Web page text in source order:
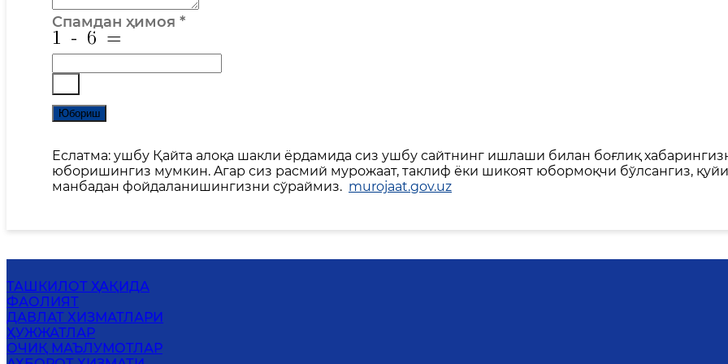
Спамдан ҳимоя *
Юбориш
Еслатма: ушбу Қайта алоқа шакли ёрдамида сиз ушбу сайтнинг ишлаши билан боғлиқ
юборишингиз мумкин. Aгар сиз расмий мурожаат, таклиф ёки шикоят юбормоқчи бўлсангиз,
манбадан фойдаланишингизни сўраймиз. murojaat.gov.uz
ТАШКИЛОТ ҲАҚИДА
ФАОЛИЯТ
ДАВЛАТ ХИЗМАТЛАРИ
ҲУЖЖАТЛАР
ОЧИҚ МАЪЛУМОТЛАР